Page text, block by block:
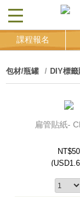
CLOSE
課程報名
包材/瓶罐 DIY標
扁管貼紙-
NT$50
(USD